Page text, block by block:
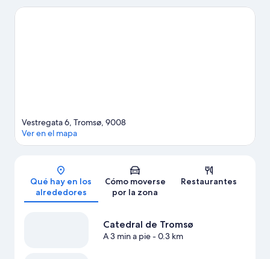
Tromsø y Polaria (acuario ártico). Dedica algo de tiempo a
Mapa
Vestregata 6, Tromsø, 9008
Ver en el mapa
Qué hay en los
alrededores
Cómo moverse
por la zona
Restaurantes
Catedral de Tromsø
A 3 min a pie- 0.3 km